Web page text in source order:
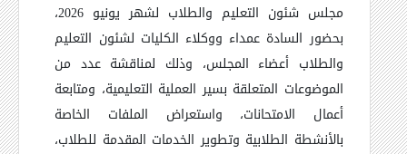
مجلس شئون التعليم والطلاب لشهر يونيو 2026،
بحضور السادة عمداء ووكلاء الكليات لشئون التعليم
والطلاب أعضاء المجلس، وذلك لمناقشة عدد من
الموضوعات المتعلقة بسير العملية التعليمية، ومتابعة
أعمال الامتحانات، واستعراض الملفات الخاصة
بالأنشطة الطلابية وتطوير الخدمات المقدمة للطلاب،